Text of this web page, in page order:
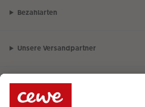
Bezahlarten
Unsere Versandpartner
Qualität & Sicherheit